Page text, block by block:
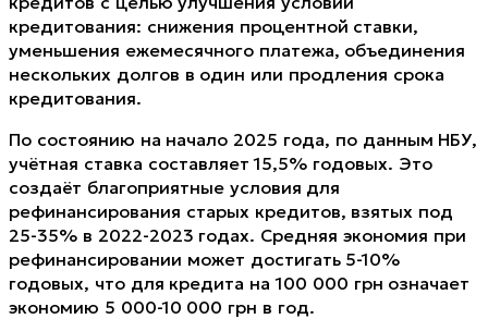
кредитования: снижения процентной ставки,
уменьшения ежемесячного платежа, объединения
нескольких долгов в один или продления срока
кредитования.
По состоянию на начало 2025 года, по данным НБУ,
учётная ставка составляет 15,5% годовых. Это
создаёт благоприятные условия для
рефинансирования старых кредитов, взятых под
25-35% в 2022-2023 годах. Средняя экономия при
рефинансировании может достигать 5-10%
годовых, что для кредита на 100 000 грн означает
экономию 5 000-10 000 грн в год.